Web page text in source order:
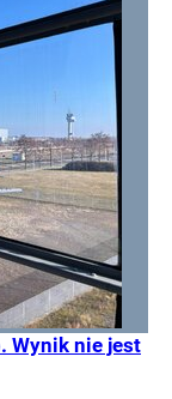
Wynik nie jest